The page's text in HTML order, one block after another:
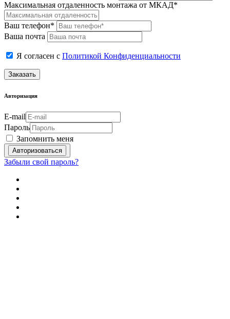
Максимальная отдаленность монтажа от МКАД*
Ваш телефон*
Ваша почта
Я согласен с Политикой Конфиденциальности
Заказать
Авторизация
E-mail
Пароль
Запомнить меня
Забыли свой пароль?